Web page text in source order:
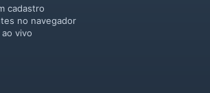
cadastro
no navegador
vivo